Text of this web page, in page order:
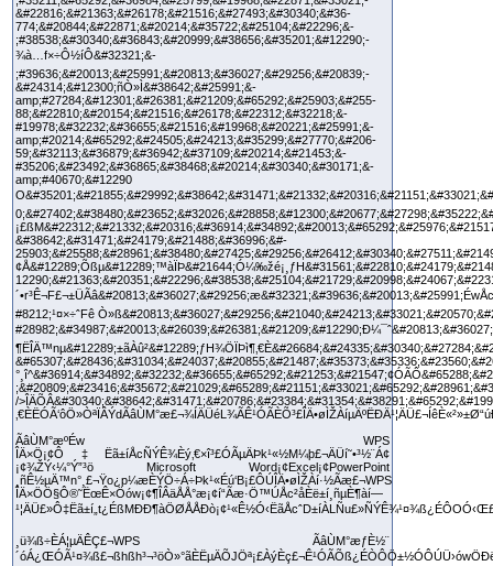
ÃâÙM°æº­Éw WPS
ÎÄ×Ö¡¢Ô‡Ëã±íÅcÑÝÊ¾Èý‚€×î³£ÓÃµÄÞk¹«½M¼þ£¬ÄÜí˜•³½¨Á¢
¡¢¾ŽÝ‹¼°Ý”³ö Microsoft Word¡¢Excel¡¢PowerPoint
¸ñÊ½µÄ™n°¸£¬Ÿo¿p¼æÈÝÖ÷Á÷Þk¹«Éú‘B¡£ÔÚÎÄ•øÌŽÀí·½Ãæ£¬WPS
ÎÄ×ÖÖ§Ô®˜ËœÊ×Öów¡¢¶ÎÂäÅÅ°æ¡¢í“Ãæ·Ö™ÚÅc²åÈë±í¸ñµÈ¶àí—
¸ü¾ß÷ÈÁ¦µÄÊÇ£¬WPS ÃâÙM°æƒÈ½¨